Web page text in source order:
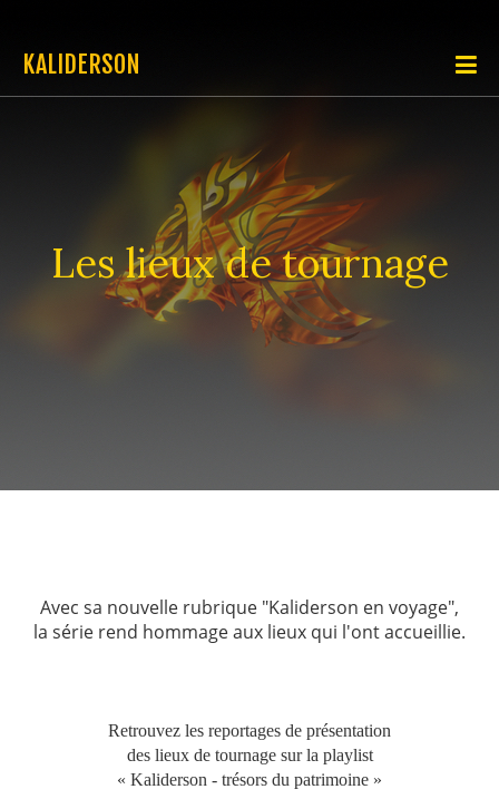
KALIDERSON
Les lieux de tournage
Avec sa nouvelle rubrique "Kaliderson en voyage",
la série rend hommage aux lieux qui l'ont accueillie.
Retrouvez les reportages de présentation
des lieux de tournage sur la playlist
« Kaliderson - trésors du patrimoine »